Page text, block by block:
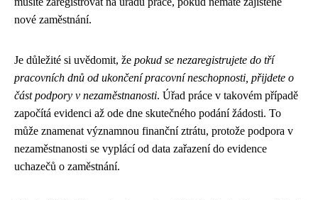
nové zaměstnání.
Je důležité si uvědomit, že pokud se nezaregistrujete do tří
pracovních dnů od ukončení pracovní neschopnosti, přijdete o
část podpory v nezaměstnanosti. Úřad práce v takovém případě
započítá evidenci až ode dne skutečného podání žádosti. To
může znamenat významnou finanční ztrátu, protože podpora v
nezaměstnanosti se vyplácí od data zařazení do evidence
uchazečů o zaměstnání.